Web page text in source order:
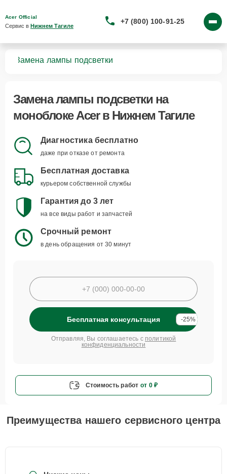
Acer Official
Сервис в Нижнем Тагиле
+7 (800) 100-91-25
Замена лампы подсветки
Замена лампы подсветки на
моноблоке Acer в Нижнем Тагиле
Диагностика бесплатно
даже при отказе от ремонта
Бесплатная доставка
курьером собственной службы
Гарантия до 3 лет
на все виды работ и запчастей
Срочный ремонт
в день обращения от 30 минут
Бесплатная консультация -25%
Отправляя, Вы соглашаетесь с политикой
конфиденциальности
Стоимость работ от 0 ₽
Преимущества нашего сервисного центра